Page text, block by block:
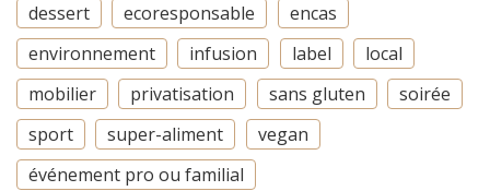
dessert
ecoresponsable
encas
environnement
infusion label
local
mobilier
privatisation sans gluten
soirée
sport
super-aliment
vegan
événement pro ou familial